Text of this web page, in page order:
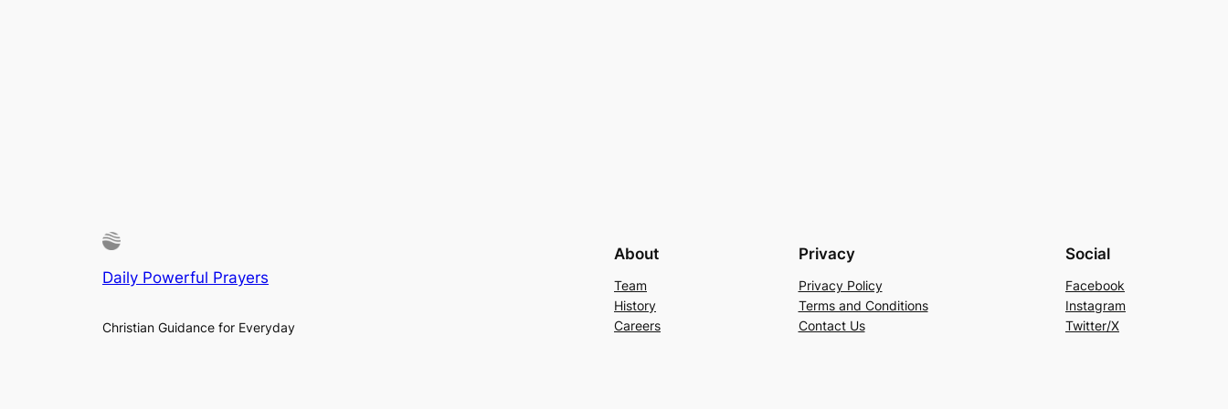
Daily Powerful Prayers
Christian Guidance for Everyday
About
Team
History
Careers
Privacy
Privacy Policy
Terms and Conditions
Contact Us
Social
Facebook
Instagram
Twitter/X